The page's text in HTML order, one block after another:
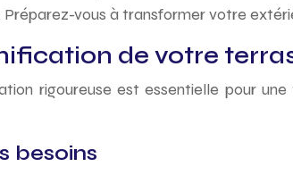
vous à transformer votre
de votre
rigoureuse est essentielle pour
besoins